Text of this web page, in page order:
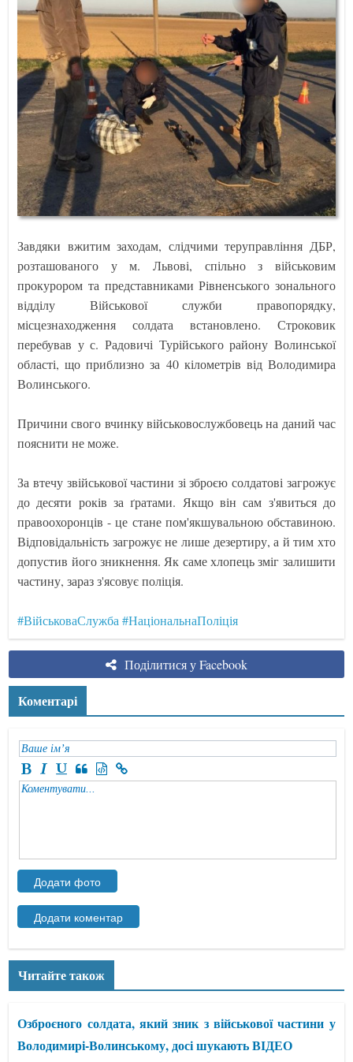
Завдяки вжитим заходам, слідчими теруправління ДБР,
розташованого у м. Львові, спільно з військовим
прокурором та представниками Рівненського зонального
відділу Військової служби правопорядку,
місцезнаходження солдата встановлено. Строковик
перебував у с. Радовичі Турійського району Волинської
області, що приблизно за 40 кілометрів від Володимира
Волинського.
Причини свого вчинку військовослужбовець на даний час
пояснити не може.
За втечу звійськової частини зі зброєю солдатові загрожує
до десяти років за ґратами. Якщо він сам з'явиться до
правоохоронців - це стане пом'якшувальною обставиною.
Відповідальність загрожує не лише дезертиру, а й тим хто
допустив його зникнення. Як саме хлопець зміг залишити
частину, зараз з'ясовує поліція.
#ВійськоваСлужба #НаціональнаПоліція
Поділитися у Facebook
Коментарі
Читайте також
Озброєного солдата, який зник з військової частини у
Володимирі-Волинському, досі шукають ВІДЕО